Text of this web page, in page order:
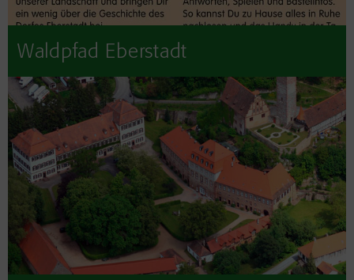
Waldpfad Eberstadt